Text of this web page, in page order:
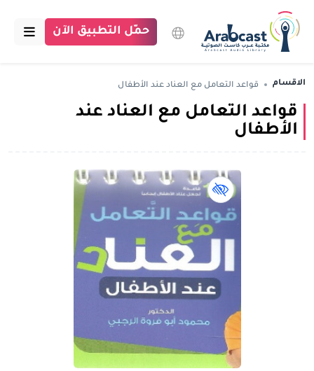
الرئيسية
مكتبة عرب كاست
تبرع للمكتبة
تسجيل الدخول
حمّل التطبيق الآن
الاقسام قواعد التعامل مع العناد عند الأطفال
قواعد التعامل مع العناد عند
الأطفال
كتاب لذوي الهمم book